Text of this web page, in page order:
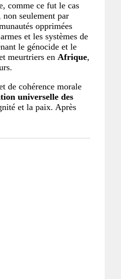
comme ce fut le cas
non seulement par
opprimées
et les systèmes de
le génocide et le
meurtriers en Afrique,
de cohérence morale
universelle des
et la paix. Après